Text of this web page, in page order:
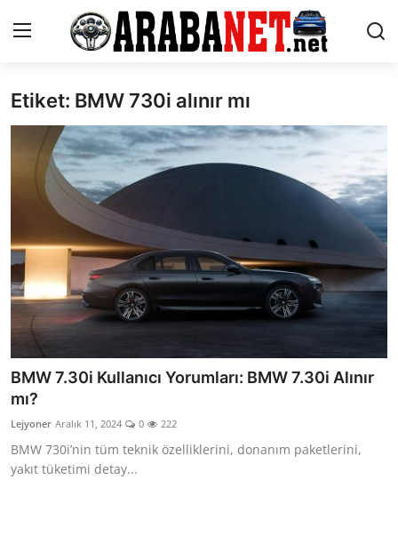
Giriş yapmak Kayıt olmak
Anasayfa
İletişim
Araba Markaları
Paketler
Karşılaştırmalar
Kronik Sorunlar
Bakım & Arıza Çözümleri
İkinci El & Ekspertiz
Muayene & Emisyon
Etiket: BMW 730i alınır mı
BMW 7.30i Kullanıcı Yorumları: BMW 7.30i Alınır
mı?
Lejyoner Aralık 11, 2024 0 222
BMW 730i’nin tüm teknik özelliklerini, donanım paketlerini,
yakıt tüketimi detay...